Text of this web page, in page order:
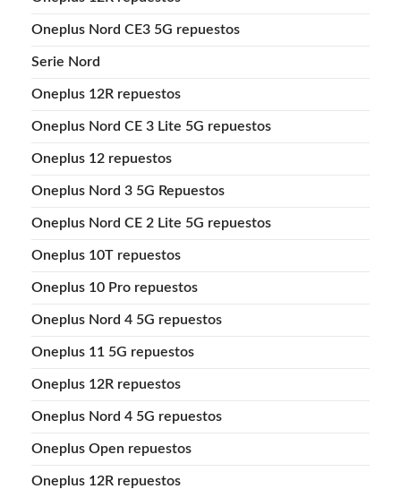
Oneplus Nord CE3 5G repuestos
Serie Nord
Oneplus 12R repuestos
Oneplus Nord CE 3 Lite 5G repuestos
Oneplus 12 repuestos
Oneplus Nord 3 5G Repuestos
Oneplus Nord CE 2 Lite 5G repuestos
Oneplus 10T repuestos
Oneplus 10 Pro repuestos
Oneplus Nord 4 5G repuestos
Oneplus 11 5G repuestos
Oneplus 12R repuestos
Oneplus Nord 4 5G repuestos
Oneplus Open repuestos
Oneplus 12R repuestos